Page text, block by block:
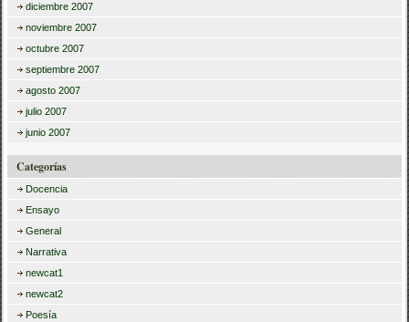
diciembre 2007
noviembre 2007
octubre 2007
septiembre 2007
agosto 2007
julio 2007
junio 2007
Categorías
Docencia
Ensayo
General
Narrativa
newcat1
newcat2
Poesía